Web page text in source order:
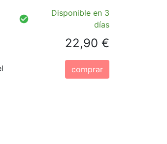
Disponible en 3
días
22,90 €
comprar